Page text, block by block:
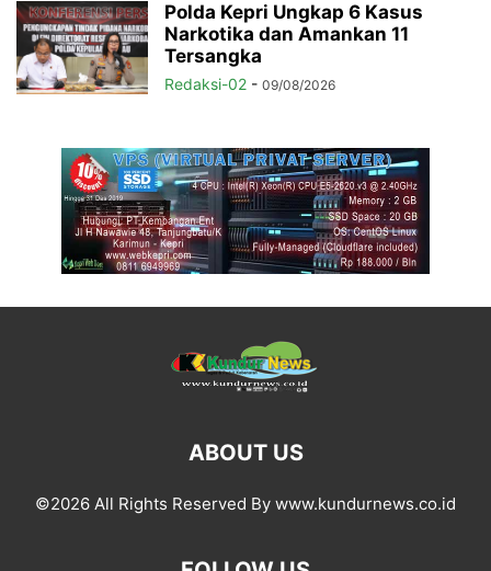
Polda Kepri Ungkap 6 Kasus
Narkotika dan Amankan 11
Tersangka
Redaksi-02 - 09/08/2026
ABOUT US
©2026 All Rights Reserved By www.kundurnews.co.id